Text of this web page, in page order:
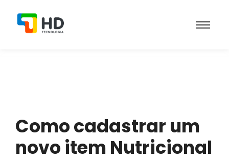
Como cadastrar um
novo item Nutricional